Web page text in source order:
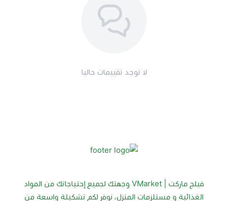
لا توجد تقييمات حاليا
فيلج ماركت | VMarket وجهتك لجميع إحتياجاتك من المواد
الغذائية و مستلزمات المنزل، نوفر لكم تشكيلة واسعة من